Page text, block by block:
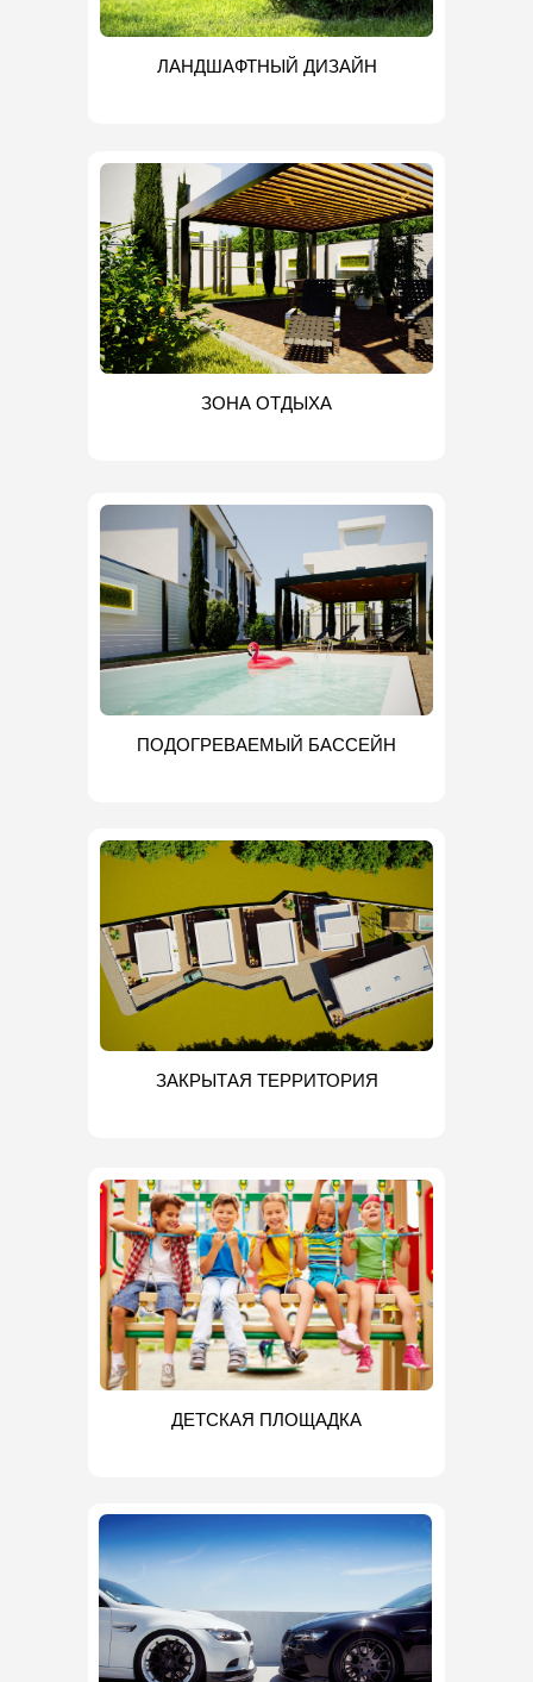
ЛАНДШАФТНЫЙ ДИЗАЙН
ЗОНА ОТДЫХА
ПОДОГРЕВАЕМЫЙ БАССЕЙН
ЗАКРЫТАЯ ТЕРРИТОРИЯ
ДЕТСКАЯ ПЛОЩАДКА